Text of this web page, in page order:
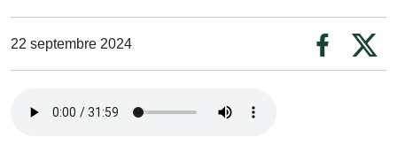
22 septembre 2024